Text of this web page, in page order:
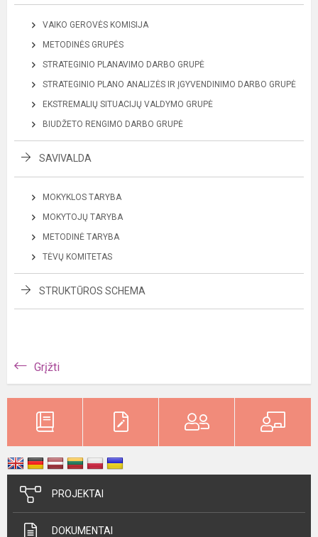
VAIKO GEROVĖS KOMISIJA
METODINĖS GRUPĖS
STRATEGINIO PLANAVIMO DARBO GRUPĖ
STRATEGINIO PLANO ANALIZĖS IR ĮGYVENDINIMO DARBO GRUPĖ
EKSTREMALIŲ SITUACIJŲ VALDYMO GRUPĖ
BIUDŽETO RENGIMO DARBO GRUPĖ
SAVIVALDA
MOKYKLOS TARYBA
MOKYTOJŲ TARYBA
METODINĖ TARYBA
TĖVŲ KOMITETAS
STRUKTŪROS SCHEMA
Grįžti
PROJEKTAI
DOKUMENTAI